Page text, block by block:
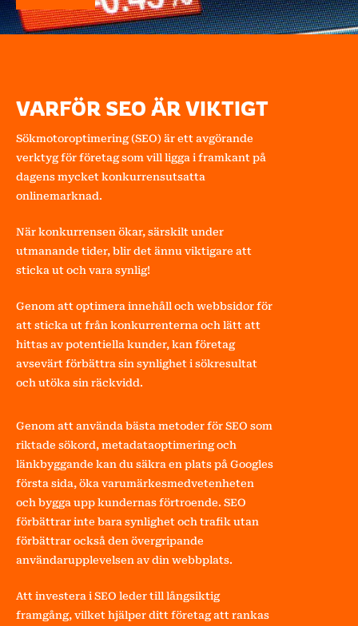
VARFÖR SEO ÄR VIKTIGT
Sökmotoroptimering (SEO) är ett avgörande
verktyg för företag som vill ligga i framkant på
dagens mycket konkurrensutsatta
onlinemarknad.
När konkurrensen ökar, särskilt under
utmanande tider, blir det ännu viktigare att
sticka ut och vara synlig!
Genom att optimera innehåll och webbsidor för
att sticka ut från konkurrenterna och lätt att
hittas av potentiella kunder, kan företag
avsevärt förbättra sin synlighet i sökresultat
och utöka sin räckvidd.
Genom att använda bästa metoder för SEO som
riktade sökord, metadataoptimering och
länkbyggande kan du säkra en plats på Googles
första sida, öka varumärkesmedvetenheten
och bygga upp kundernas förtroende. SEO
förbättrar inte bara synlighet och trafik utan
förbättrar också den övergripande
användarupplevelsen av din webbplats.
Att investera i SEO leder till långsiktig
framgång, vilket hjälper ditt företag att rankas